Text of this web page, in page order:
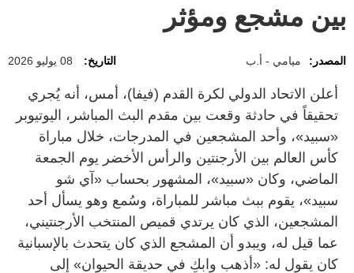
بين مشجع ومؤثر
المصدر: ميامي - أ.ب التاريخ: 08 يوليو 2026
أعلن الاتحاد الدولي لكرة القدم (فيفا)، أمس، أنه يُجري
تحقيقاً في حادثة وقعت بين مقدم البث المباشر، اليوتيوبر
«سبيد»، ​​وأحد المشجعين في المدرجات، خلال مباراة
كأس العالم بين الأرجنتين والرأس الأخضر يوم الجمعة
الماضي، وكان «سبيد»، المشهور بحساب «آي شو
سبيد»، يقوم ببث مباشر للمباراة، وسُمع وهو يسأل أحد
المشجعين، الذي كان يرتدي قميص المنتخب الأرجنتيني،
عما قيل له، ويبدو أن المشجع الذي كان يتحدث بالإسبانية
كان يقول له: «أذهب وابكِ في حديقة الحيوان» إلى